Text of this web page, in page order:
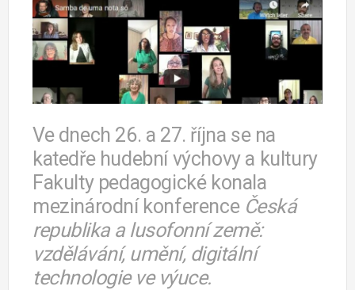
Ve dnech 26. a 27. října se na
katedře hudební výchovy a kultury
Fakulty pedagogické konala
mezinárodní konference Česká
republika a lusofonní země:
vzdělávání, umění, digitální
technologie ve výuce.